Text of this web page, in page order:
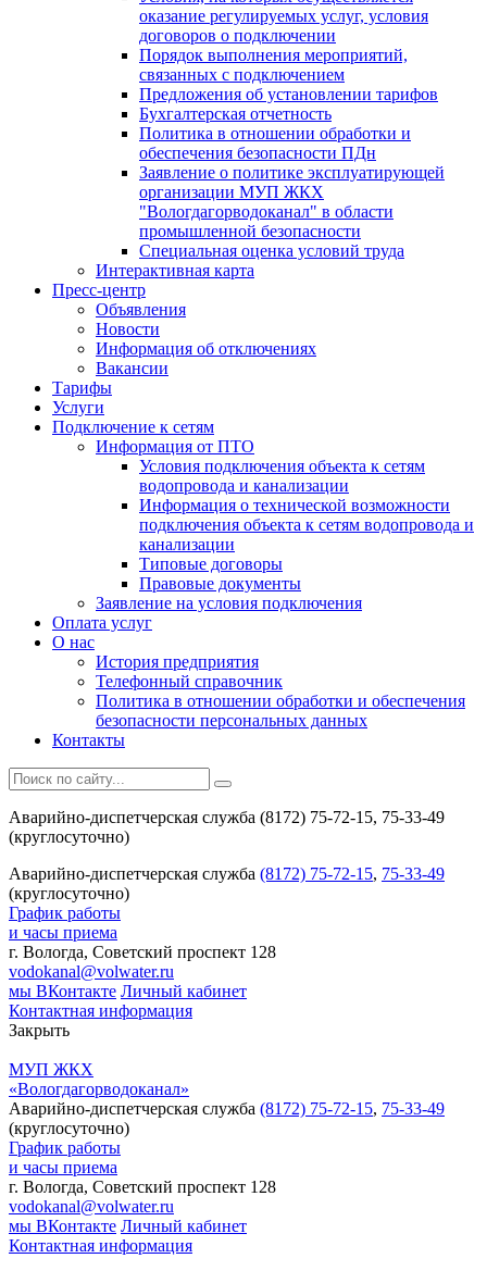
оказание регулируемых услуг, условия
договоров о подключении
Порядок выполнения мероприятий,
связанных с подключением
Предложения об установлении тарифов
Бухгалтерская отчетность
Политика в отношении обработки и
обеспечения безопасности ПДн
Заявление о политике эксплуатирующей
организации МУП ЖКХ
"Вологдагорводоканал" в области
промышленной безопасности
Специальная оценка условий труда
Интерактивная карта
Пресс-центр
Объявления
Новости
Информация об отключениях
Вакансии
Тарифы
Услуги
Подключение к сетям
Информация от ПТО
Условия подключения объекта к сетям
водопровода и канализации
Информация о технической возможности
подключения объекта к сетям водопровода и
канализации
Типовые договоры
Правовые документы
Заявление на условия подключения
Оплата услуг
О нас
История предприятия
Телефонный справочник
Политика в отношении обработки и обеспечения
безопасности персональных данных
Контакты
Аварийно-диспетчерская служба (8172) 75-72-15, 75-33-49
(круглосуточно)
Аварийно-диспетчерская служба (8172) 75-72-15, 75-33-49
(круглосуточно)
График работы
и часы приема
г. Вологда, Советский проспект 128
vodokanal@volwater.ru
мы ВКонтакте Личный кабинет
Контактная информация
Закрыть
МУП ЖКХ
«Вологдагорводоканал»
Аварийно-диспетчерская служба (8172) 75-72-15, 75-33-49
(круглосуточно)
График работы
и часы приема
г. Вологда, Советский проспект 128
vodokanal@volwater.ru
мы ВКонтакте Личный кабинет
Контактная информация